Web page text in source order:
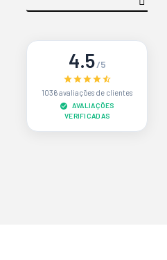
4.5/5
1036 avaliações de clientes
AVALIAÇÕES
VERIFICADAS